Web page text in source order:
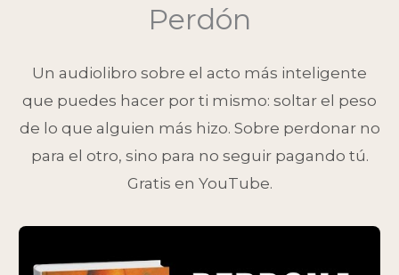
Perdón
Un audiolibro sobre el acto más inteligente
que puedes hacer por ti mismo: soltar el peso
de lo que alguien más hizo. Sobre perdonar no
para el otro, sino para no seguir pagando tú.
Gratis en YouTube.